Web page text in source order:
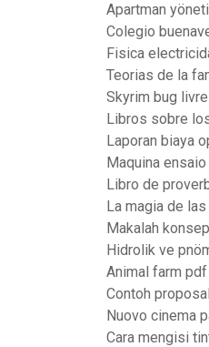
Apartman
Colegio
Fisica
Teorias de la
Skyrim bug
Libros sobre
Laporan biaya
Maquina
Libro de
La magia de
Makalah
Hidrolik ve
Animal farm
Contoh
Nuovo cinema
Cara mengisi